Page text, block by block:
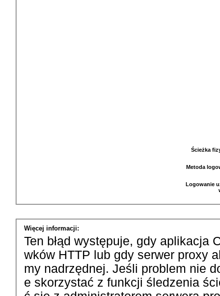
Ścieżka
Metoda
Logowanie
Więcej informacji:
Ten błąd występuje, gdy aplikacja
wków HTTP lub gdy serwer proxy
my nadrzędnej. Jeśli problem nie
e skorzystać z funkcji śledzenia